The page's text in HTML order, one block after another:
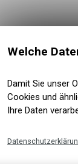
Welche
Damit Sie unser
Cookies und
Ihre Daten